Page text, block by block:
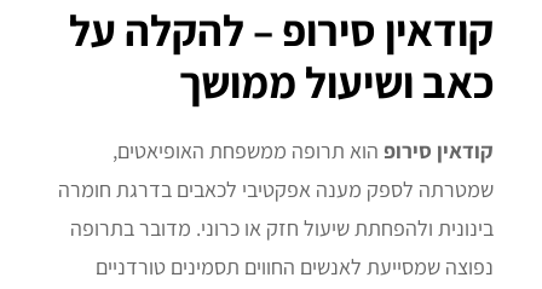
קודאין סירופ – להקלה על
כאב ושיעול ממושך
קודאין סירופהוא תרופה ממשפחת האופיאטים,
שמטרתה לספק מענה אפקטיבי לכאבים בדרגת חומרה
בינונית ולהפחתת שיעול חזק או כרוני. מדובר בתרופה
נפוצה שמסייעת לאנשים החווים תסמינים טורדניים